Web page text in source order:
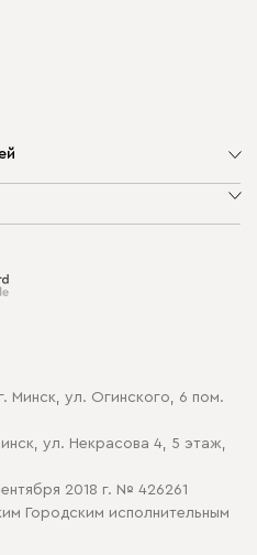
cookie
Минск, ул. Огинского, 6 пом.
ул. Некрасова 4, 5 этаж,
2018 г. № 426261
Городским исполнительным